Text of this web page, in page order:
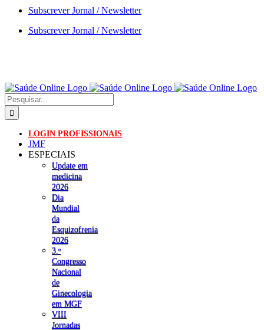
Skip
content
Subscrever Jornal / Newsletter
Subscrever Jornal / Newsletter
Pesquisar
LOGIN PROFISSIONAIS
JMF
ESPECIAIS
Update em
medicina
2026
Dia
Mundial
da
Esquizofrenia
2026
3.ᵒ
Congresso
Nacional
de
Ginecologia
em MGF
VIII
Jornadas